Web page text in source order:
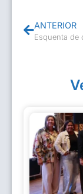
ANTERIOR